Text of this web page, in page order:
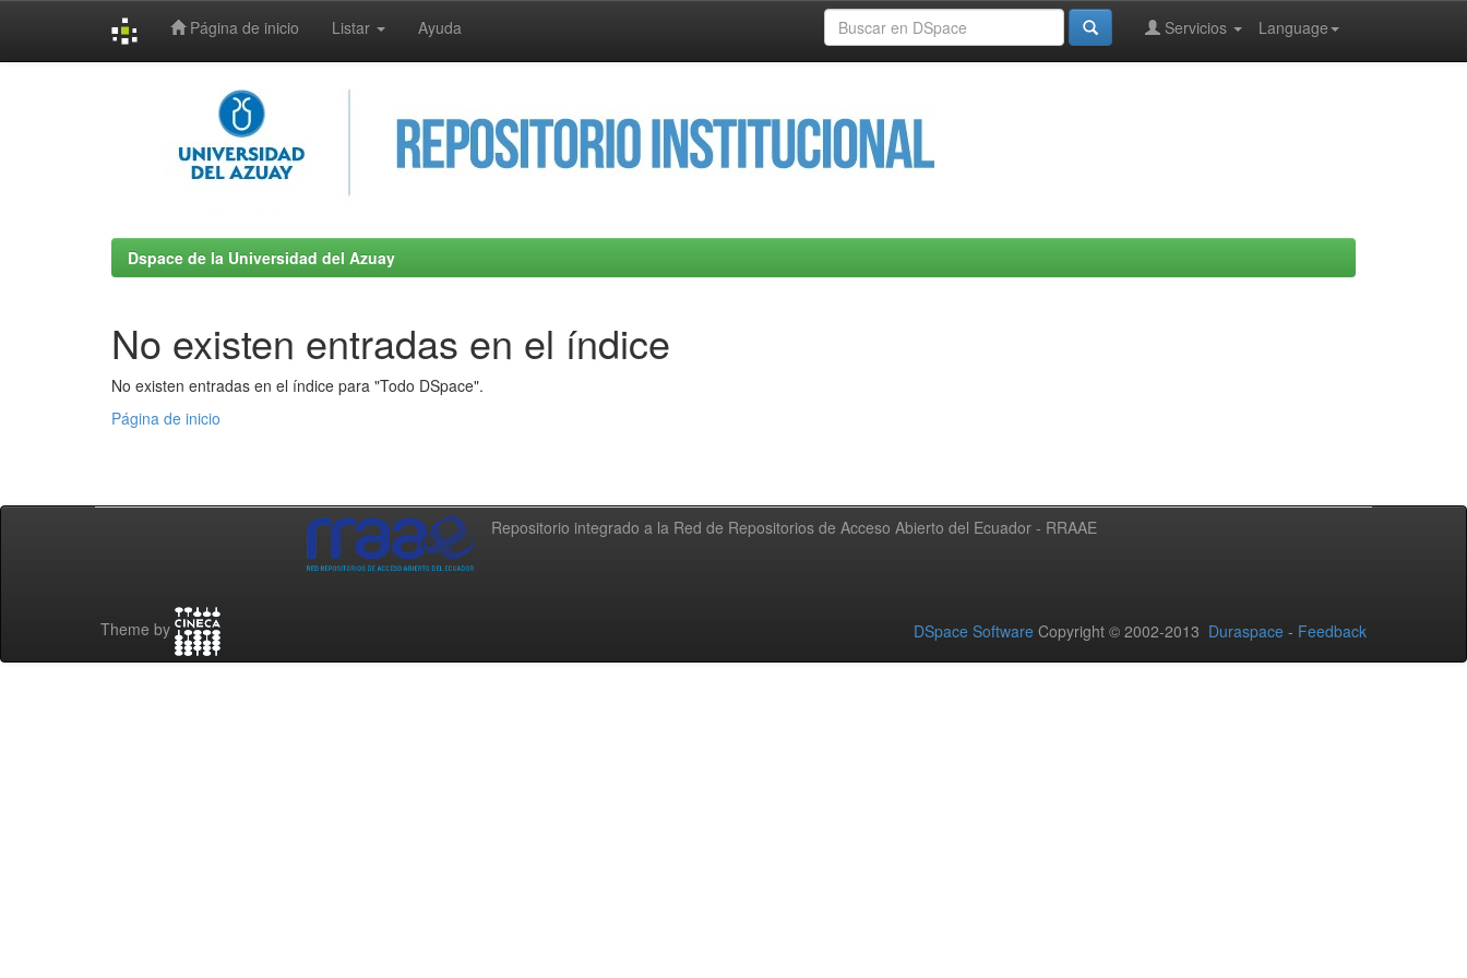
Página de inicio Listar Ayuda Language
Servicios
Dspace de la Universidad del Azuay
No existen entradas en el índice
No existen entradas en el índice para "Todo DSpace".
Página de inicio
Repositorio integrado a la Red de Repositorios de Acceso Abierto del Ecuador - RRAAE
Theme by DSpace Software Copyright © 2002-2013 Duraspace - Feedback